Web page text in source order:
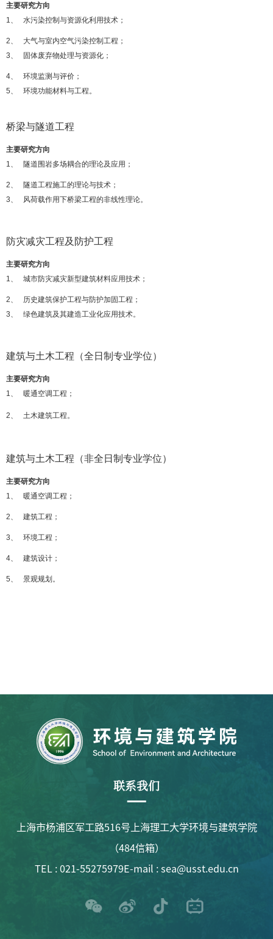
主要研究方向
1、 水污染控制与资源化利用技术；
2、 大气与室内空气污染控制工程；
3、 固体废弃物处理与资源化；
4、 环境监测与评价；
5、 环境功能材料与工程。
桥梁与隧道工程
主要研究方向
1、 隧道围岩多场耦合的理论及应用；
2、 隧道工程施工的理论与技术；
3、 风荷载作用下桥梁工程的非线性理论。
防灾减灾工程及防护工程
主要研究方向
1、 城市防灾减灾新型建筑材料应用技术；
2、 历史建筑保护工程与防护加固工程；
3、 绿色建筑及其建造工业化应用技术。
建筑与土木工程（全日制专业学位）
主要研究方向
1、 暖通空调工程；
2、 土木建筑工程。
建筑与土木工程（非全日制专业学位）
主要研究方向
1、 暖通空调工程；
2、 建筑工程；
3、 环境工程；
4、 建筑设计；
5、 景观规划。
联系我们
上海市杨浦区军工路516号上海理工大学环境与建筑学院
（484信箱）
TEL : 021-55275979E-mail : sea@usst.edu.cn